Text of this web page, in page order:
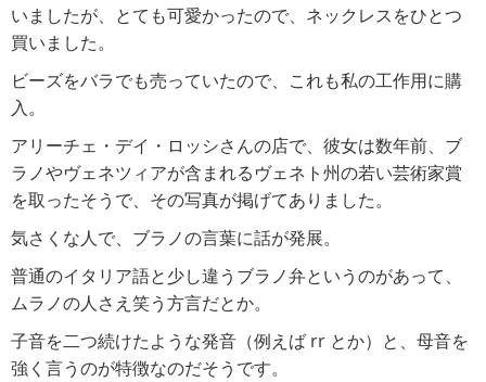
いましたが、とても可愛かったので、ネックレスをひとつ
買いました。
ビーズをバラでも売っていたので、これも私の工作用に購
入。
アリーチェ・デイ・ロッシさんの店で、彼女は数年前、ブ
ラノやヴェネツィアが含まれるヴェネト州の若い芸術家賞
を取ったそうで、その写真が掲げてありました。
気さくな人で、ブラノの言葉に話が発展。
普通のイタリア語と少し違うブラノ弁というのがあって、
ムラノの人さえ笑う方言だとか。
子音を二つ続けたような発音（例えば rr とか）と、母音を
強く言うのが特徴なのだそうです。